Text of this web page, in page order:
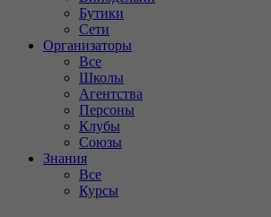
Бутики
Сети
Организаторы
Все
Школы
Агентства
Персоны
Клубы
Союзы
Знания
Все
Курсы